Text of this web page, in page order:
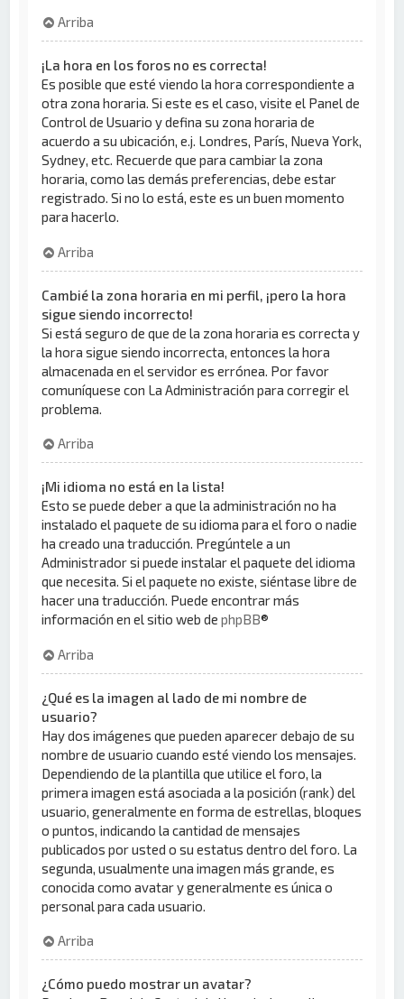
Arriba
¡La hora en los foros no es correcta!
Es posible que esté viendo la hora correspondiente a
otra zona horaria. Si este es el caso, visite el Panel de
Control de Usuario y defina su zona horaria de
acuerdo a su ubicación, e.j. Londres, París, Nueva York,
Sydney, etc. Recuerde que para cambiar la zona
horaria, como las demás preferencias, debe estar
registrado. Si no lo está, este es un buen momento
para hacerlo.
Arriba
Cambié la zona horaria en mi perfil, ¡pero la hora
sigue siendo incorrecto!
Si está seguro de que de la zona horaria es correcta y
la hora sigue siendo incorrecta, entonces la hora
almacenada en el servidor es errónea. Por favor
comuníquese con La Administración para corregir el
problema.
Arriba
¡Mi idioma no está en la lista!
Esto se puede deber a que la administración no ha
instalado el paquete de su idioma para el foro o nadie
ha creado una traducción. Pregúntele a un
Administrador si puede instalar el paquete del idioma
que necesita. Si el paquete no existe, siéntase libre de
hacer una traducción. Puede encontrar más
información en el sitio web dephpBB®
Arriba
¿Qué es la imagen al lado de mi nombre de
usuario?
Hay dos imágenes que pueden aparecer debajo de su
nombre de usuario cuando esté viendo los mensajes.
Dependiendo de la plantilla que utilice el foro, la
primera imagen está asociada a la posición (rank) del
usuario, generalmente en forma de estrellas, bloques
o puntos, indicando la cantidad de mensajes
publicados por usted o su estatus dentro del foro. La
segunda, usualmente una imagen más grande, es
conocida como avatar y generalmente es única o
personal para cada usuario.
Arriba
¿Cómo puedo mostrar un avatar?